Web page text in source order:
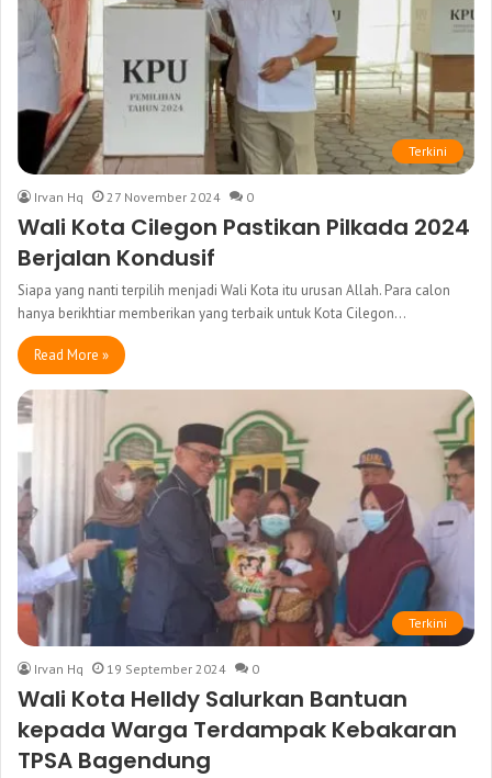
Terkini
Irvan Hq 27 November 2024 0
Wali Kota Cilegon Pastikan Pilkada 2024
Berjalan Kondusif
Siapa yang nanti terpilih menjadi Wali Kota itu urusan Allah. Para calon
hanya berikhtiar memberikan yang terbaik untuk Kota Cilegon…
Read More »
Terkini
Irvan Hq 19 September 2024 0
Wali Kota Helldy Salurkan Bantuan
kepada Warga Terdampak Kebakaran
TPSA Bagendung